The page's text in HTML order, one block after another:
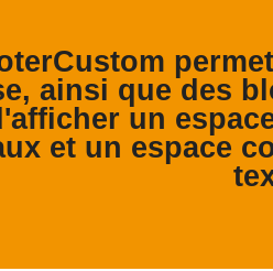
ainsi que des
un
et un espace